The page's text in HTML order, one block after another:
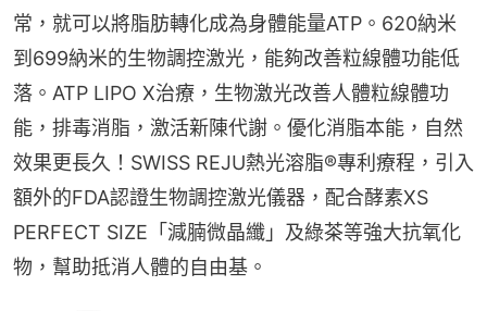
常，就可以將脂肪轉化成為身體能量ATP。620納米
到699納米的生物調控激光，能夠改善粒線體功能低
落。ATP LIPO X治療，生物激光改善人體粒線體功
能，排毒消脂，激活新陳代謝。優化消脂本能，自然
效果更長久！SWISS REJU熱光溶脂®專利療程，引入
額外的FDA認證生物調控激光儀器，配合酵素XS
PERFECT SIZE「減腩微晶纖」及綠茶等強大抗氧化
物，幫助抵消人體的自由基。